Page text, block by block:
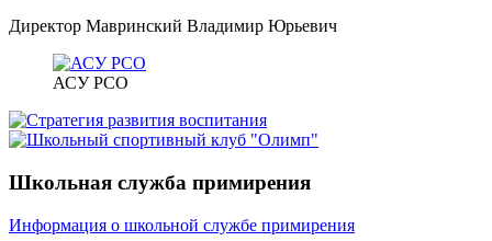
Директор Мавринский Владимир Юрьевич
АСУ РСО
Школьная служба примирения
Информация о школьной службе примирения